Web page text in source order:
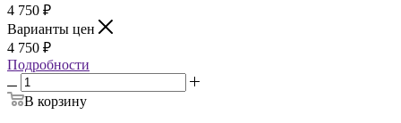
4 750 ₽
Варианты цен
4 750 ₽
Подробности
В корзину